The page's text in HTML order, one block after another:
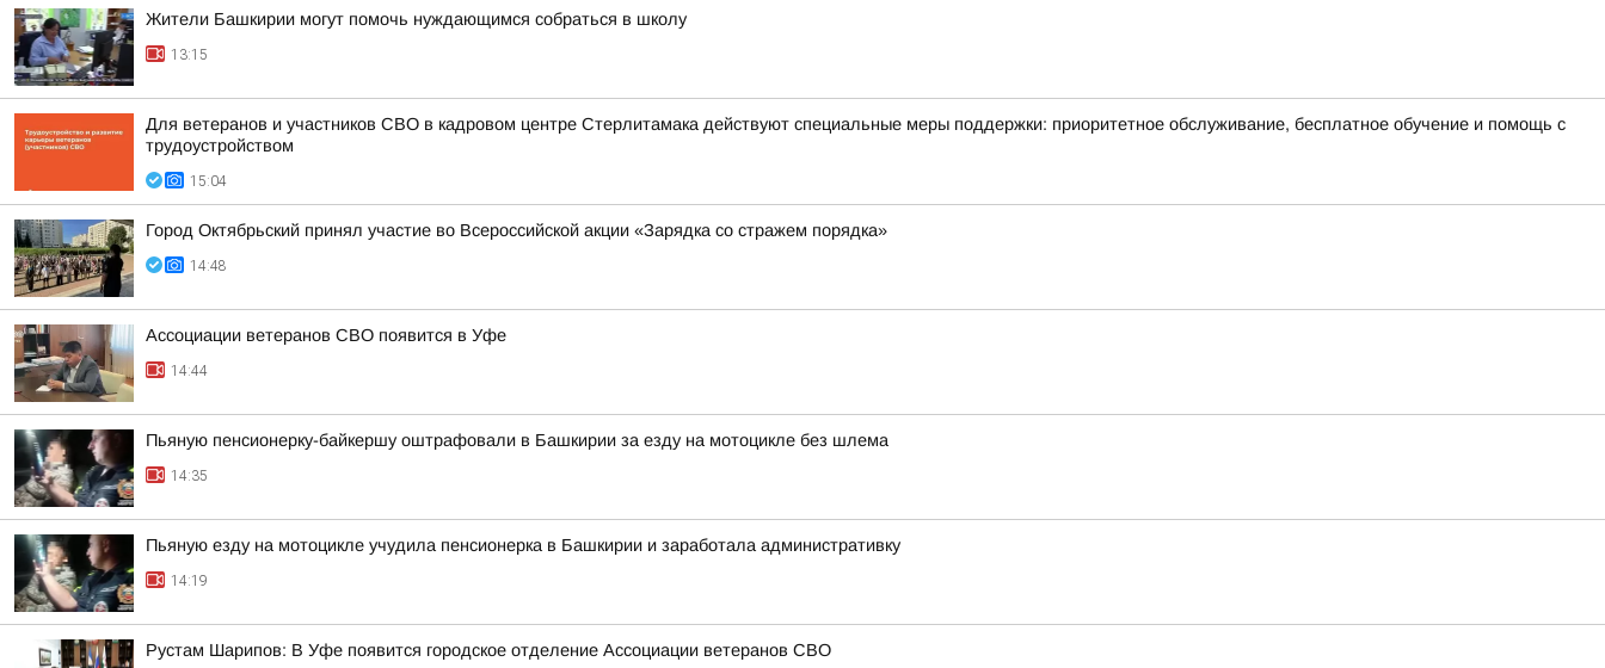
Жители Башкирии могут помочь нуждающимся собраться в школу
13:15
Для ветеранов и участников СВО в кадровом центре Стерлитамака действуют специальные меры поддержки: приоритетное обслуживание, бесплатное обучение и помощь с
трудоустройством
15:04
Город Октябрьский принял участие во Всероссийской акции «Зарядка со стражем порядка»
14:48
Ассоциации ветеранов СВО появится в Уфе
14:44
Пьяную пенсионерку-байкершу оштрафовали в Башкирии за езду на мотоцикле без шлема
14:35
Пьяную езду на мотоцикле учудила пенсионерка в Башкирии и заработала административку
14:19
Рустам Шарипов: В Уфе появится городское отделение Ассоциации ветеранов СВО